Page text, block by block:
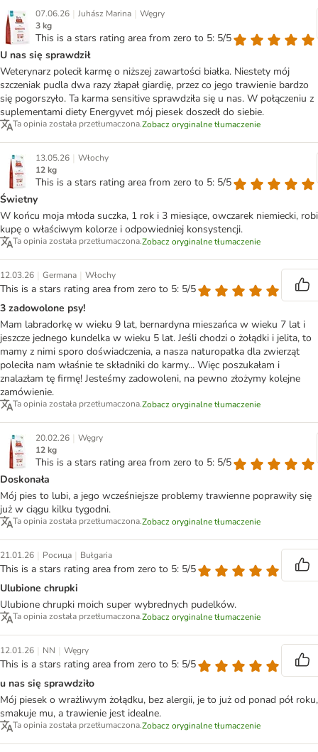
07.06.26 | Juhász Marina | Węgry
3 kg
This is a stars rating area from zero to 5: 5/5
U nas się sprawdził
Weterynarz polecił karmę o niższej zawartości białka. Niestety mój
szczeniak pudla dwa razy złapał giardię, przez co jego trawienie bardzo
się pogorszyło. Ta karma sensitive sprawdziła się u nas. W połączeniu z
suplementami diety Energyvet mój piesek doszedł do siebie.
Ta opinia została przetłumaczona.Zobacz oryginalne tłumaczenie
13.05.26 | Włochy
12 kg
This is a stars rating area from zero to 5: 5/5
Świetny
W końcu moja młoda suczka, 1 rok i 3 miesiące, owczarek niemiecki, robi
kupę o właściwym kolorze i odpowiedniej konsystencji.
Ta opinia została przetłumaczona.Zobacz oryginalne tłumaczenie
12.03.26 | Germana | Włochy
This is a stars rating area from zero to 5: 5/5
3 zadowolone psy!
Mam labradorkę w wieku 9 lat, bernardyna mieszańca w wieku 7 lat i
jeszcze jednego kundelka w wieku 5 lat. Jeśli chodzi o żołądki i jelita, to
mamy z nimi sporo doświadczenia, a nasza naturopatka dla zwierząt
poleciła nam właśnie te składniki do karmy... Więc poszukałam i
znalazłam tę firmę! Jesteśmy zadowoleni, na pewno złożymy kolejne
zamówienie.
Ta opinia została przetłumaczona.Zobacz oryginalne tłumaczenie
20.02.26 | Węgry
12 kg
This is a stars rating area from zero to 5: 5/5
Doskonała
Mój pies to lubi, a jego wcześniejsze problemy trawienne poprawiły się
już w ciągu kilku tygodni.
Ta opinia została przetłumaczona.Zobacz oryginalne tłumaczenie
21.01.26 | Росица | Bułgaria
This is a stars rating area from zero to 5: 5/5
Ulubione chrupki
Ulubione chrupki moich super wybrednych pudelków.
Ta opinia została przetłumaczona.Zobacz oryginalne tłumaczenie
12.01.26 | NN | Węgry
This is a stars rating area from zero to 5: 5/5
u nas się sprawdziło
Mój piesek o wrażliwym żołądku, bez alergii, je to już od ponad pół roku,
smakuje mu, a trawienie jest idealne.
Ta opinia została przetłumaczona.Zobacz oryginalne tłumaczenie